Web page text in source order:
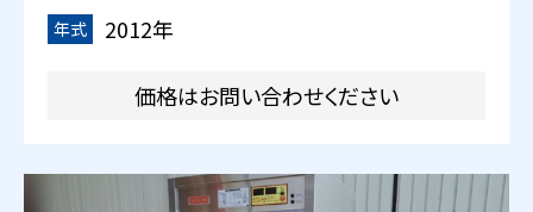
年式
2012年
価格はお問い合わせください